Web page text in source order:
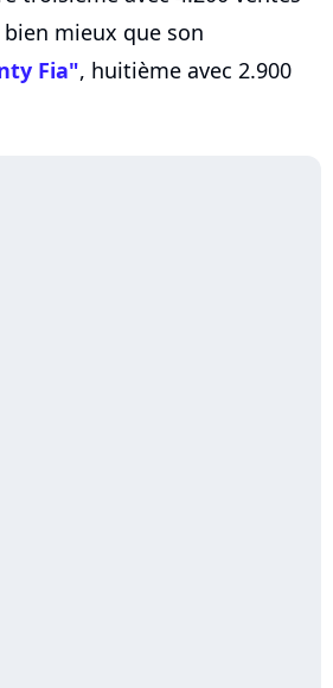
mieux que son
Fia", huitième avec 2.900